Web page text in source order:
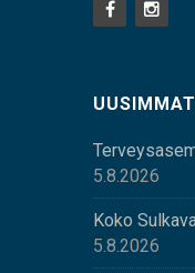
UUSIMMAT
5.8.2026
Koko
5.8.2026